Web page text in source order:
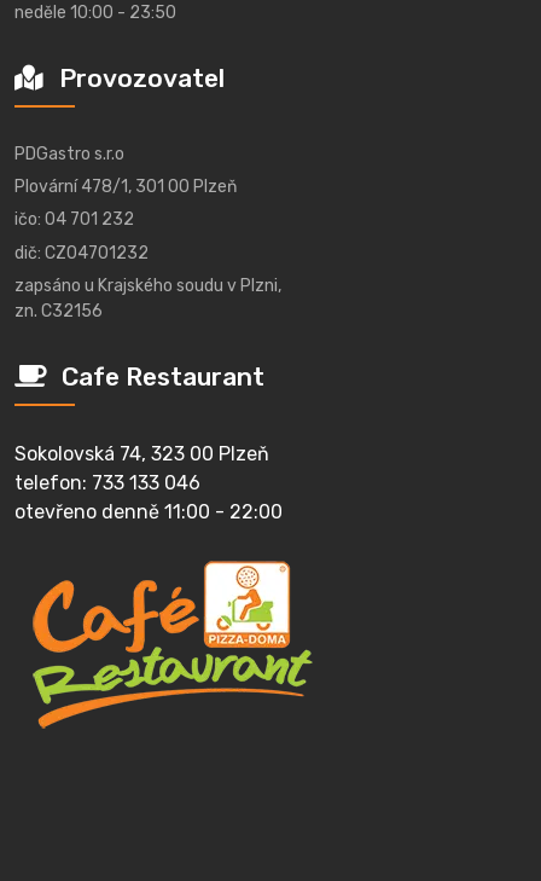
neděle 10:00 - 23:50
Provozovatel
PDGastro s.r.o
Plovární 478/1, 301 00 Plzeň
ičo: 04 701 232
dič: CZ04701232
zapsáno u Krajského soudu v Plzni,
zn. C32156
Cafe Restaurant
Sokolovská 74, 323 00 Plzeň
telefon: 733 133 046
otevřeno denně 11:00 - 22:00